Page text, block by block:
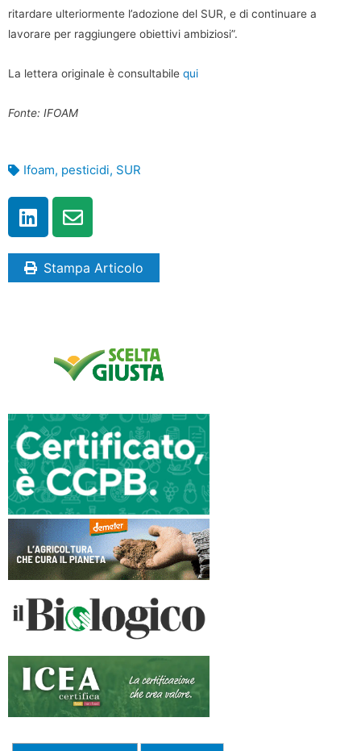
ritardare ulteriormente l’adozione del SUR, e di continuare a
lavorare per raggiungere obiettivi ambiziosi”.
La lettera originale è consultabile qui
Fonte: IFOAM
Ifoam, pesticidi, SUR
Stampa Articolo